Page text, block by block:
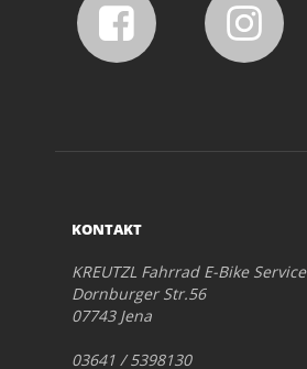
KONTAKT
KREUTZL Fahrrad E-Bike Service
Dornburger Str.56
07743 Jena
03641 / 5398130